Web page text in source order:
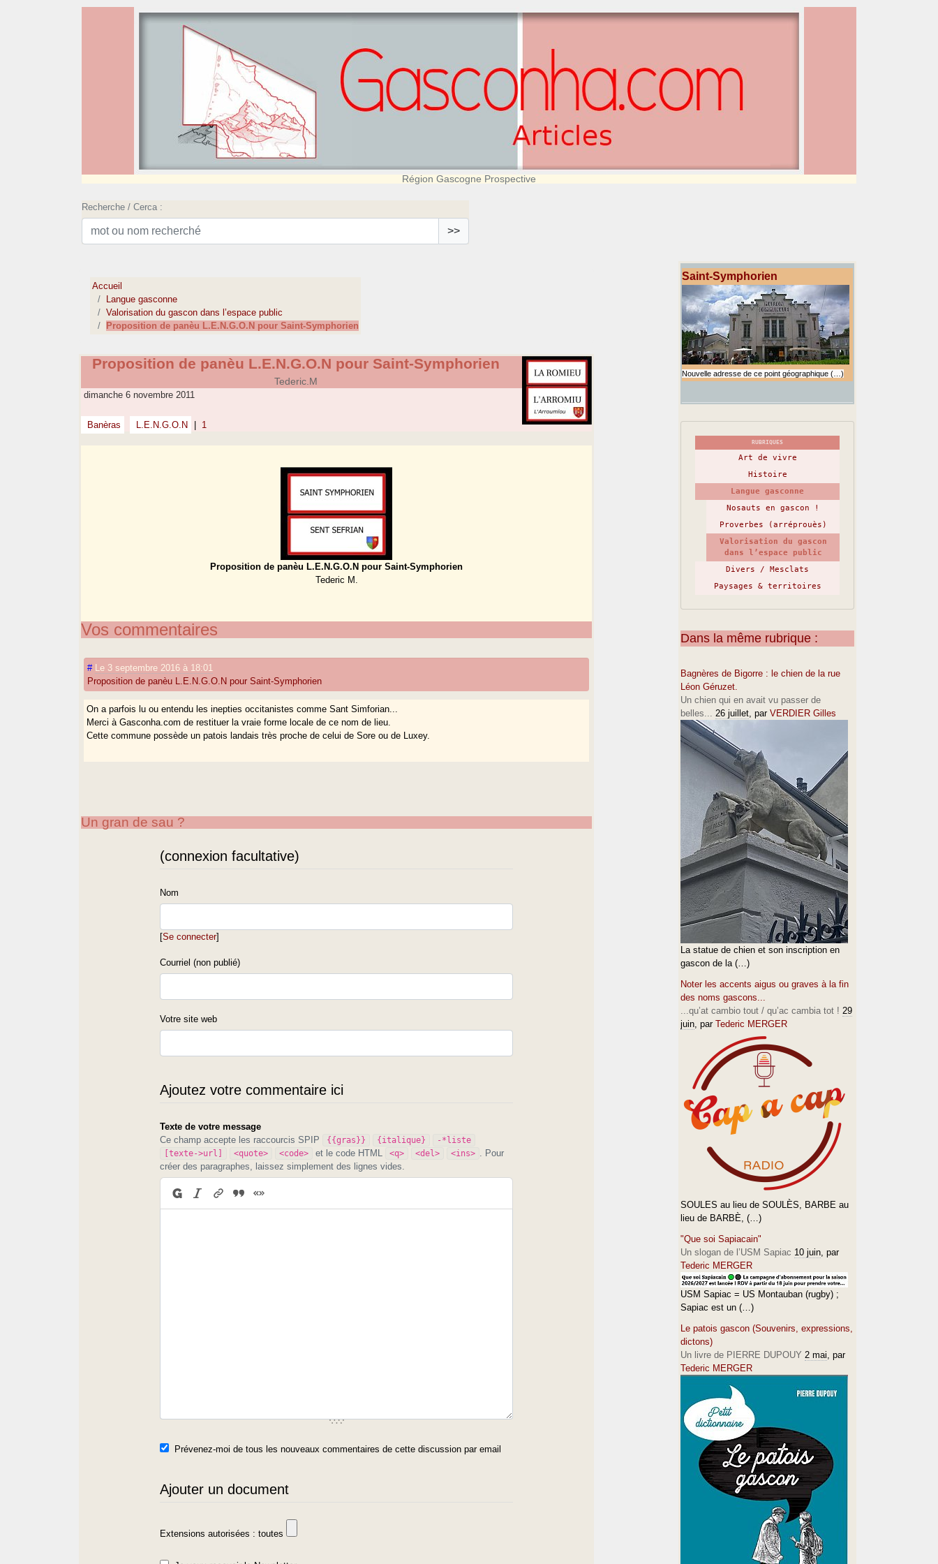
Région Gascogne Prospective
Recherche / Cerca :
>>
Accueil
Langue gasconne
Valorisation du gascon dans l’espace public
Proposition de panèu L.E.N.G.O.N pour Saint-Symphorien
Proposition de panèu L.E.N.G.O.N pour Saint-Symphorien
Tederic.M
dimanche 6 novembre 2011
Banèras L.E.N.G.O.N 1
Proposition de panèu L.E.N.G.O.N pour Saint-Symphorien
Tederic M.
Vos commentaires
# Le 3 septembre 2016 à 18:01
Proposition de panèu L.E.N.G.O.N pour Saint-Symphorien
On a parfois lu ou entendu les inepties occitanistes comme Sant Simforian...
Merci à Gasconha.com de restituer la vraie forme locale de ce nom de lieu.
Cette commune possède un patois landais très proche de celui de Sore ou de Luxey.
Un gran de sau ?
(connexion facultative)
Nom
[Se connecter]
Courriel (non publié)
Votre site web
Ajoutez votre commentaire ici
Texte de votre message
Ce champ accepte les raccourcis SPIP
{{gras}} {italique}
-*liste
[texte->url]
<quote> <code> et le code HTML <q> <del> <ins>
. Pour
créer des paragraphes, laissez simplement des lignes vides.
Prévenez-moi de tous les nouveaux commentaires de cette discussion par email
Ajouter un document
Extensions autorisées : toutes
Saint-Symphorien
Nouvelle adresse de ce point géographique (…)
RUBRIQUES
Art de vivre
Histoire
Langue gasconne
Nosauts en gascon !
Proverbes (arréprouès)
Valorisation du gascon
dans l’espace public
Divers / Mesclats
Paysages & territoires
Dans la même rubrique :
Bagnères de Bigorre : le chien de la rue
Léon Géruzet.
Un chien qui en avait vu passer de
belles... 26 juillet, par VERDIER Gilles
La statue de chien et son inscription en
gascon de la (…)
Noter les accents aigus ou graves à la fin
des noms gascons...
...qu’at cambio tout / qu’ac cambia tot ! 29
juin, par Tederic MERGER
SOULES au lieu de SOULÈS, BARBE au
lieu de BARBÈ, (…)
"Que soi Sapiacain"
Un slogan de l’USM Sapiac 10 juin, par
Tederic MERGER
USM Sapiac = US Montauban (rugby) ;
Sapiac est un (…)
Le patois gascon (Souvenirs, expressions,
dictons)
Un livre de PIERRE DUPOUY 2 mai, par
Tederic MERGER